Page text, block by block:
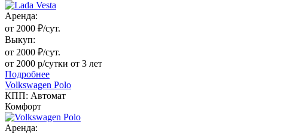
Аренда:
от 2000 ₽/сут.
Выкуп:
от 2000 ₽/сут.
от 2000 р/сутки от 3 лет
Подробнее
Volkswagen Polo
КПП: Автомат
Комфорт
Аренда: